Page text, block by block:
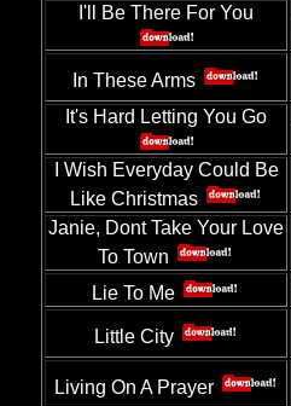
I'll Be There For You
In These Arms
It's Hard Letting You Go
I Wish Everyday Could Be
Like Christmas
Janie, Dont Take Your Love
To Town
Lie To Me
Little City
Living On A Prayer